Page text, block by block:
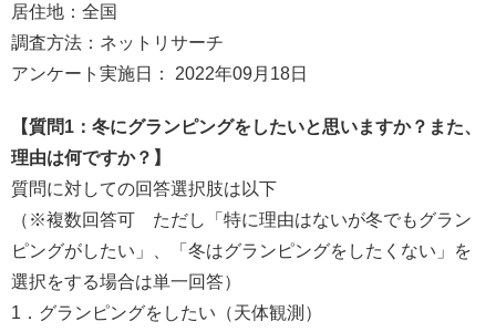
居住地：全国
調査方法：ネットリサーチ
アンケート実施日： 2022年09月18日
【質問1：冬にグランピングをしたいと思いますか？また、
理由は何ですか？】
質問に対しての回答選択肢は以下
（※複数回答可 ただし「特に理由はないが冬でもグラン
ピングがしたい」、「冬はグランピングをしたくない」を
選択をする場合は単一回答）
1．グランピングをしたい（天体観測）